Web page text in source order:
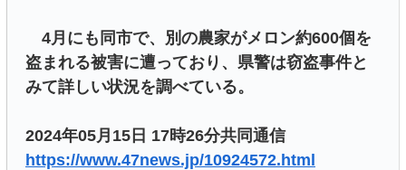
4月にも同市で、別の農家がメロン約600個を
盗まれる被害に遭っており、県警は窃盗事件と
みて詳しい状況を調べている。
2024年05月15日 17時26分共同通信
https://www.47news.jp/10924572.html